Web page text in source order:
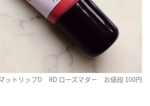
ットリップD RD ローズマダー お値段 100円